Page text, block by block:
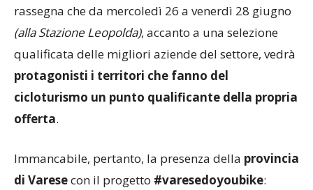
rassegna che da mercoledì 26 a venerdì 28 giugno
(alla Stazione Leopolda), accanto a una selezione
qualificata delle migliori aziende del settore, vedrà
protagonisti i territori che fanno del
cicloturismo un punto qualificante della propria
offerta.
Immancabile, pertanto, la presenza della provincia
di Varesecon il progetto #varesedoyoubike: